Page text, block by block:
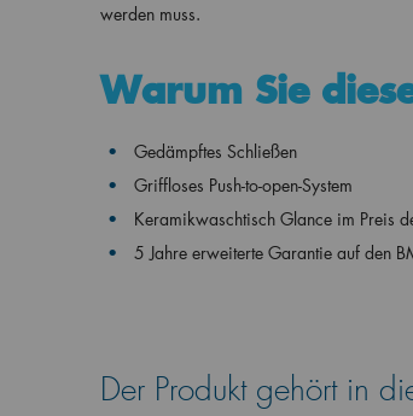
werden muss.
Warum Sie
Gedämpftes Schließen
Griffloses Push-to-open-System
Keramikwaschtisch Glance im Preis
5 Jahre erweiterte Garantie auf den
Der Produkt gehört in